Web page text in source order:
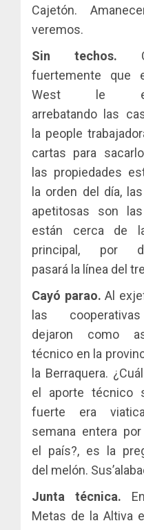
Cajetón.
veremos.
Sin techos.
fuertemente que
West le
arrebatando las
la people
cartas para
las propiedades
la orden del día,
apetitosas son
están cerca de
principal, por
pasará la línea del
Cayó parao.Al
las
dejaron como
técnico en la
la Berraquera.
el aporte técnico
fuerte era
semana entera
el país?, es la
del melón.
Junta técnica.
Metas de la Altiva